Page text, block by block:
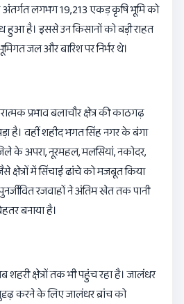
लगभग 19,213 एकड़ कृषि भूमि को
हुआ है। इससे उन किसानों को बड़ी राहत
जल और बारिश पर निर्भर थे।
प्रभाव बलाचौर क्षेत्र की काठगढ़
है। वहीं शहीद भगत सिंह नगर के बंगा
के अपरा, नूरमहल, मलसियां, नकोदर,
में सिंचाई ढांचे को मजबूत किया
रजवाहों ने अंतिम खेत तक पानी
बनाया है।
क्षेत्रों तक भी पहुंच रहा है। जालंधर
करने के लिए जालंधर ब्रांच को